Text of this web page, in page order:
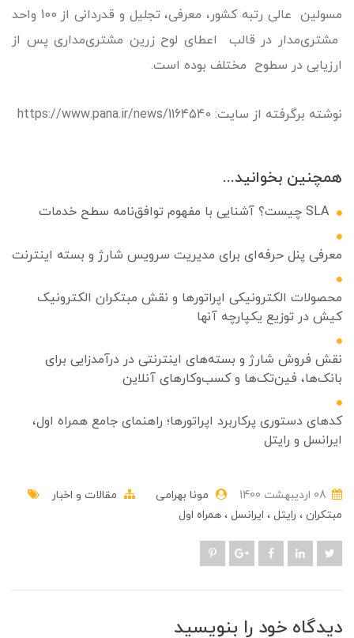
مسولین عالی رتبه کشور، معرفی، تجلیل و قدردانی از 100 واحد
مشتری‌مدار در قالب اعطای لوح زرین مشتری‌مداری پس از
ارزیابی در سطوح مختلف بوده است.
نوشته برگرفته از سایت: https://www.pana.ir/news/1164540
همچنین بخوانید...
SLA چیست؟ آشنایی با مفهوم توافق‌نامه سطح خدمات
معرفی پنل حرفه‌ای برای مدیریت سرویس شارژ و بسته اینترنت
محصولات الکترونیکی اپراتورها و نقش مبتکران الکترونیک
کیش در توزیع یکپارچه آنها
نقش فروش شارژ و بسته‌های اینترنتی در درآمدزایی برای
بانک‌ها، فین‌تک‌ها و کسب‌وکارهای آنلاین
کدهای دستوری پرکاربرد اپراتورها؛ راهنمای جامع همراه اول،
ایرانسل و رایتل
مونا بهرامی
مقالات و اخبار
مبتکران
رایتل ایرانسل همراه اول
دیدگاه خود را بنویسید